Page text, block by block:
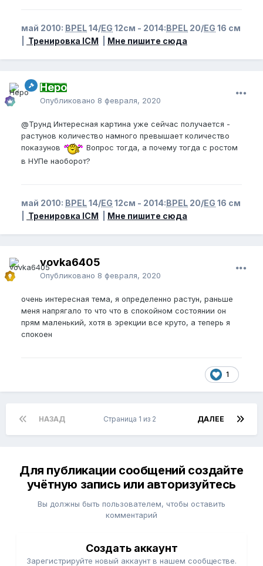
май 2010: BPEL14/EG 12см - 2014:BPEL 20/EG 16 см
Тренировка ICM Мне пишите сюда
Неро
Опубликовано 8 февраля, 2020
@Трунд Интересная картина уже сейчас получается -
растунов количество намного превышает количество
показунов
Вопрос тогда, а почему тогда с ростом
в НУПе наоборот?
май 2010: BPEL14/EG 12см - 2014:BPEL 20/EG 16 см
Тренировка ICM Мне пишите сюда
vovka6405
Опубликовано 8 февраля, 2020
очень интересная тема, я определенно растун, раньше
меня напрягало то что что в спокойном состоянии он
прям маленький, хотя в эрекции все круто, а теперь я
спокоен
1
НАЗАД ДАЛЕЕ
Страница 1 из 2
Для публикации сообщений создайте
учётную запись или авторизуйтесь
Вы должны быть пользователем, чтобы оставить
комментарий
Создать аккаунт
Зарегистрируйте новый аккаунт в нашем сообществе.